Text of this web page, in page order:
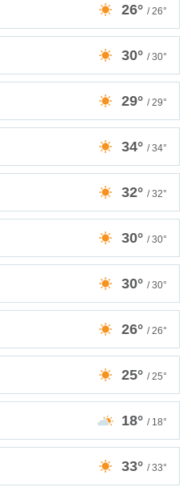
26° / 26°
30° / 30°
29° / 29°
34° / 34°
32° / 32°
30° / 30°
30° / 30°
26° / 26°
25° / 25°
18° / 18°
33° / 33°